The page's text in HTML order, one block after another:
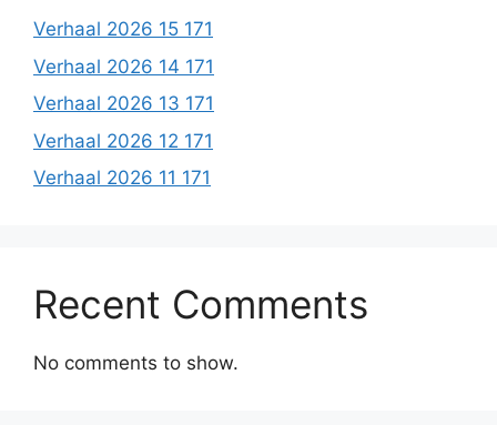
Verhaal 2026 15 171
Verhaal 2026 14 171
Verhaal 2026 13 171
Verhaal 2026 12 171
Verhaal 2026 11 171
Recent Comments
No comments to show.